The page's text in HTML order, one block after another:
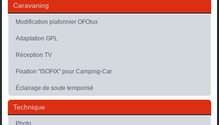
Caravaning
Modification plafonnier OFOlux
Adaptation GPL
Réception TV
Fixation "ISOFIX" pour Camping-Car
Éclairage de soute temporisé
Technique